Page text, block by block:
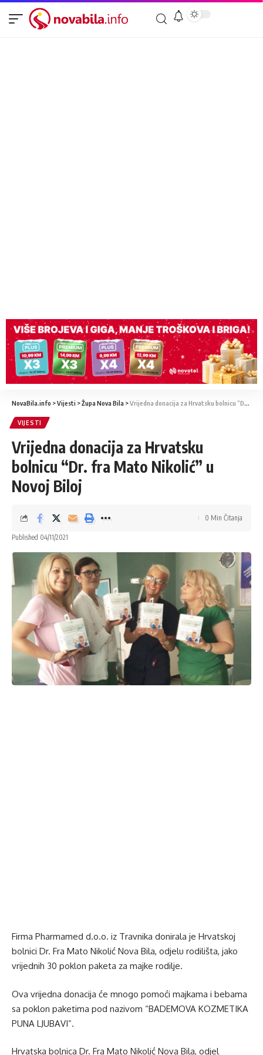
NovaBila.info >Vijesti >Župa Nova Bila >Vrijedna donacija za Hrvatsku bolnicu “Dr. fra Mato Nikolić” u Novoj Biloj
VIJESTI
Vrijedna donacija za Hrvatsku
bolnicu “Dr. fra Mato Nikolić” u
Novoj Biloj
Published 04/11/2021
0 Min Čitanja
Firma Pharmamed d.o.o. iz Travnika donirala je Hrvatskoj
bolnici Dr. Fra Mato Nikolić Nova Bila, odjelu rodilišta, jako
vrijednih 30 poklon paketa za majke rodilje.
Ova vrijedna donacija će mnogo pomoći majkama i bebama
sa poklon paketima pod nazivom “BADEMOVA KOZMETIKA
PUNA LJUBAVI”.
Hrvatska bolnica Dr. Fra Mato Nikolić Nova Bila, odjel